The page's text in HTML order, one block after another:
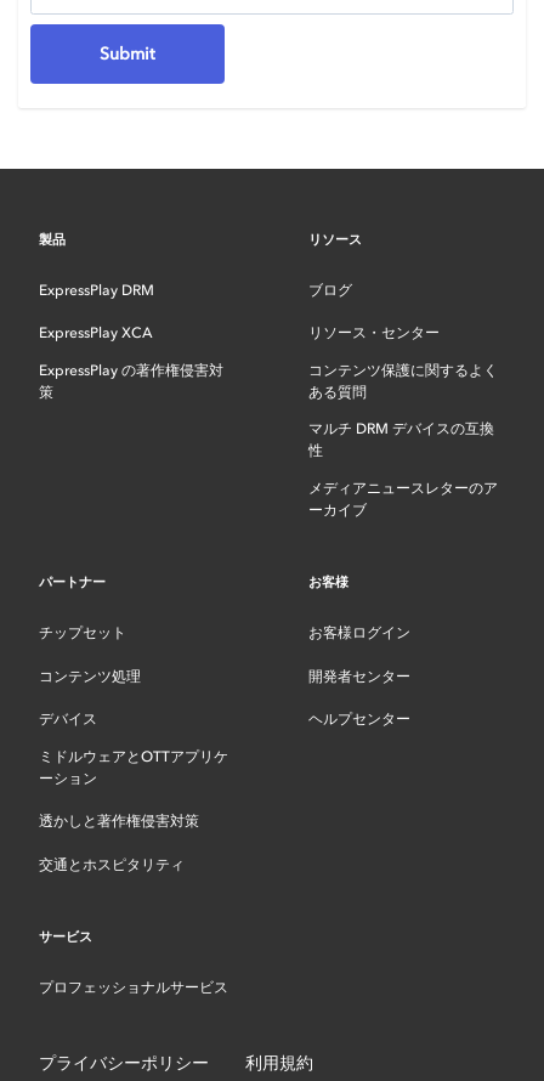
製品
ExpressPlay DRM
ExpressPlay XCA
ExpressPlay の著作権侵害対
策
リソース
ブログ
リソース・センター
コンテンツ保護に関するよく
ある質問
マルチ DRM デバイスの互換
性
メディアニュースレターのア
ーカイブ
パートナー
チップセット
コンテンツ処理
デバイス
ミドルウェアとOTTアプリケ
ーション
透かしと著作権侵害対策
交通とホスピタリティ
お客様
お客様ログイン
開発者センター
ヘルプセンター
サービス
プロフェッショナルサービス
プライバシーポリシー
利用規約